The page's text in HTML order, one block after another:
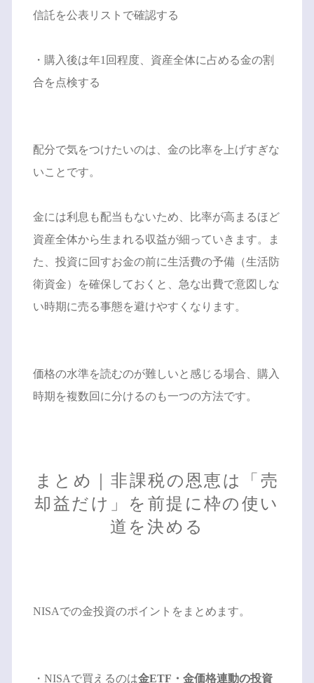
信託を公表リストで確認する
・購入後は年1回程度、資産全体に占める金の割
合を点検する
配分で気をつけたいのは、金の比率を上げすぎな
いことです。
金には利息も配当もないため、比率が高まるほど
資産全体から生まれる収益が細っていきます。ま
た、投資に回すお金の前に生活費の予備（生活防
衛資金）を確保しておくと、急な出費で意図しな
い時期に売る事態を避けやすくなります。
価格の水準を読むのが難しいと感じる場合、購入
時期を複数回に分けるのも一つの方法です。
まとめ｜非課税の恩恵は「売
却益だけ」を前提に枠の使い
道を決める
NISAでの金投資のポイントをまとめます。
・NISAで買えるのは金ETF・金価格連動の投資